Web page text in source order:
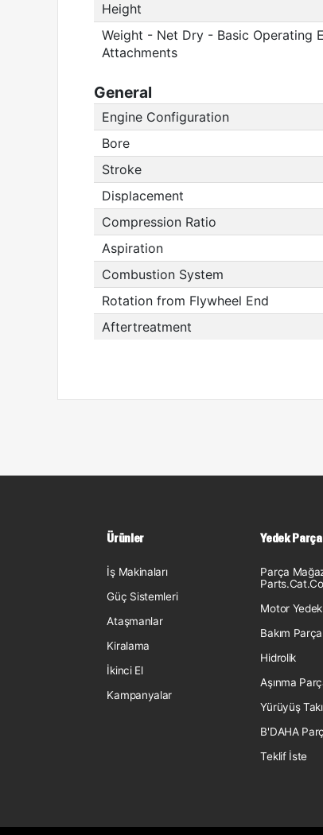
Height
Weight - Net Dry - Basic Operating
Attachments
General
Engine Configuration
Bore
Stroke
Displacement
Compression Ratio
Aspiration
Combustion System
Rotation from Flywheel End
Aftertreatment
Ürünler
İş Makinaları
Güç Sistemleri
Ataşmanlar
Kiralama
İkinci El
Kampanyalar
Yedek Parça
Parça
Motor
Bakım
Hidrolik
Aşınma
Yürüyüş
B'DAHA
Teklif İste